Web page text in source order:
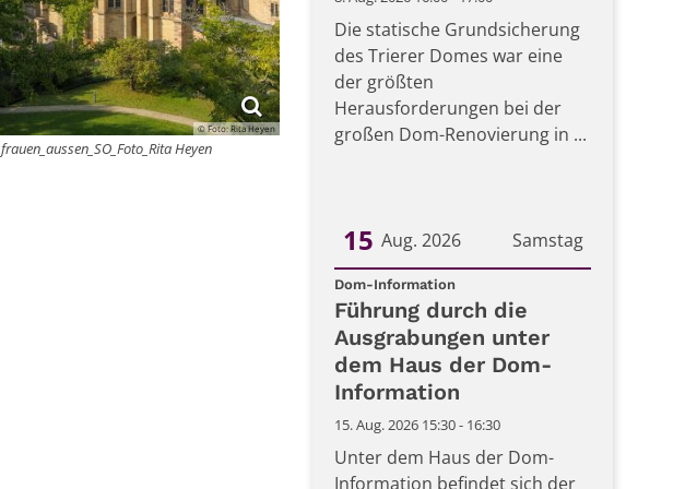
© Foto: Rita Heyen
Heyen
Die statische Grundsicherung
des Trierer Domes war eine
der größten
Herausforderungen bei der
großen Dom-Renovierung in ...
Samstag
15 Aug. 2026
Datum: 15. August 2026
Dom-Information:
Führung durch die
Ausgrabungen unter
dem Haus der Dom-
Information
15. Aug. 2026 15:30 - 16:30
Unter dem Haus der Dom-
Information befindet sich der